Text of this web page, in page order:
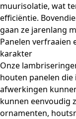
muurisolatie, wat
efficiëntie.
gaan ze jarenlang
Panelen verfraaien
karakter
Onze
houten panelen
afwerkingen
kunnen eenvoudig
ornamenten,